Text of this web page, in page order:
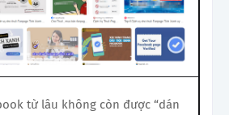
từ lâu không còn được “dán